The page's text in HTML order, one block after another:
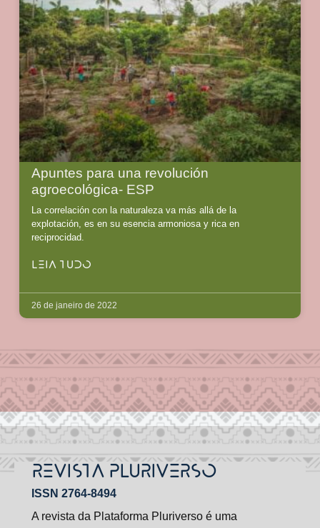
Apuntes para una revolución
agroecológica- ESP
La correlación con la naturaleza va más allá de la
explotación, es en su esencia armoniosa y rica en
reciprocidad.
LEIA TUDO
26 de janeiro de 2022
REVISTA PLURIVERSO
ISSN 2764-8494
A revista da Plataforma Pluriverso é uma